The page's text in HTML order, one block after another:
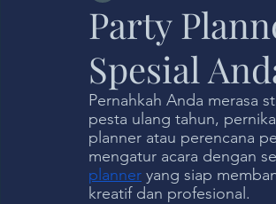
Party
Spesial
Pernahkah Anda merasa
pesta ulang tahun,
planner atau perencana
mengatur acara dengan
planner yang siap
kreatif dan profesional.